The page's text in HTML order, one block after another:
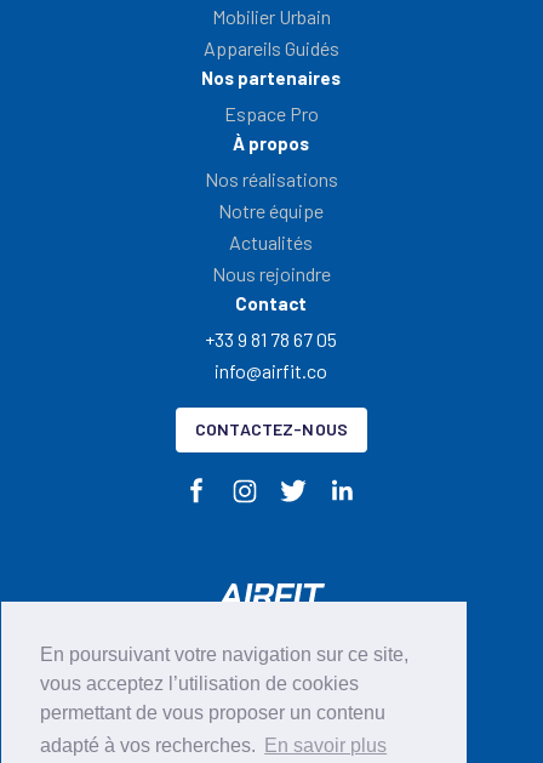
En poursuivant votre navigation sur ce site,
vous acceptez l’utilisation de cookies
permettant de vous proposer un contenu
adapté à vos recherches.
En savoir plus
Mobilier Urbain
Appareils Guidés
Nos partenaires
Espace Pro
À propos
Nos réalisations
Notre équipe
Actualités
Nous rejoindre
Contact
+33 9 81 78 67 05
info@airfit.co
CONTACTEZ-NOUS
CGU
Mentions légales